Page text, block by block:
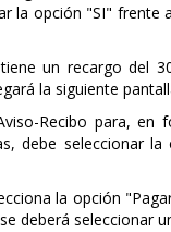
la opción "SI"
un recargo del
la siguiente
Recibo para,
debe seleccionar
la opción
deberá seleccionar